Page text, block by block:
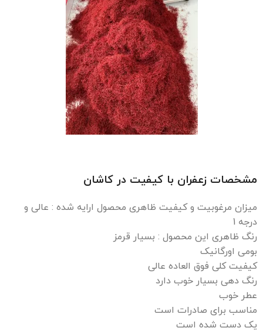
مشخصات زعفران با کیفیت در کاشان
میزان مرغوبیت و کیفیت ظاهری محصول ارایه شده : عالی و
درجه 1
رنگ ظاهری این محصول : بسیار قرمز
بومی اورگانیک
کیفیت کلی فوق العاده عالی
رنگ دهی بسیار خوب دارد
عطر خوب
مناسب برای صادرات است
یک دست شده است